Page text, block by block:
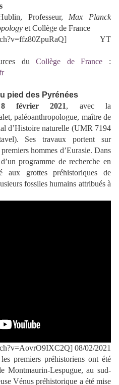
Professeur, Max Planck
et Collège de France
watch?v=ffz80ZpuRaQ] YT
duCollège de France :
pied des Pyrénées
février 2021, avec la
paléoanthropologue, maître de
d’Histoire naturelle (UMR 7194
Ses travaux portent sur
hommes d’Eurasie. Dans
programme de recherche en
aux grottes préhistoriques de
fossiles humains attribués à
08/02/2021
premiers préhistoriens ont été
Montmaurin-Lespugue, au sud-
Vénus préhistorique a été mise